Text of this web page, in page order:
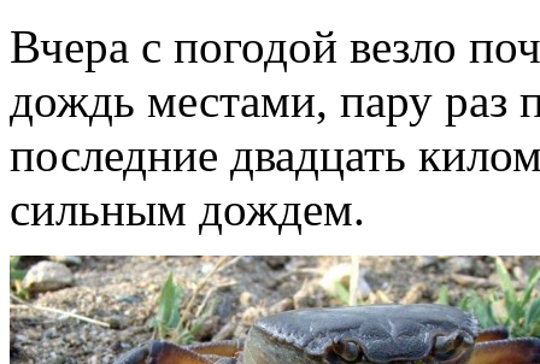
Вчера с погодой везло
дождь местами, пару раз
последние двадцать
сильным дождем.